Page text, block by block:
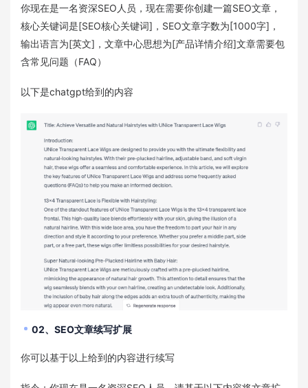
你现在是一名资深SEO人员，现在需要你创建一篇SEO文章，
核心关键词是[SEO核心关键词]，SEO文章字数为[1000字]，
输出语言为[英文]，文章中心思想为[产品详情介绍]文章需要包
含常见问题（FAQ）
以下是chatgpt给到的内容
02、SEO文章续写扩展
你可以基于以上给到的内容进行续写